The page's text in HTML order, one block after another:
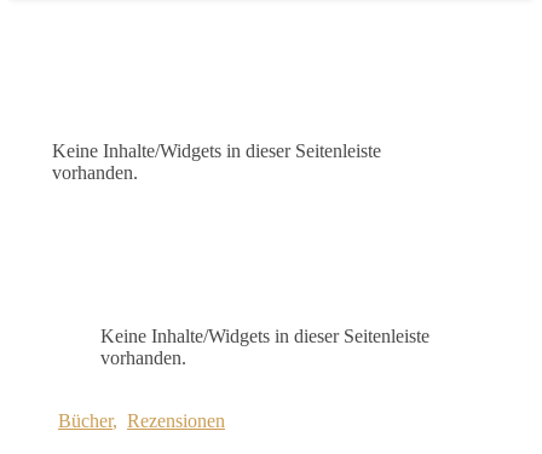
Keine Inhalte/Widgets in dieser Seitenleiste
vorhanden.
Keine Inhalte/Widgets in dieser Seitenleiste
vorhanden.
Bücher, Rezensionen